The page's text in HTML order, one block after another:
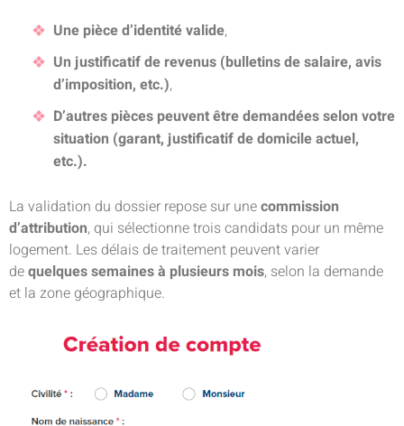
Une pièce d’identité valide,
Un justificatif de revenus (bulletins de salaire, avis
d’imposition, etc.),
D’autres pièces peuvent être demandées selon votre
situation (garant, justificatif de domicile actuel,
etc.).
La validation du dossier repose sur unecommission
d’attribution, qui sélectionne trois candidats pour un même
logement. Les délais de traitement peuvent varier
dequelques semaines à plusieurs mois, selon la demande
et la zone géographique.